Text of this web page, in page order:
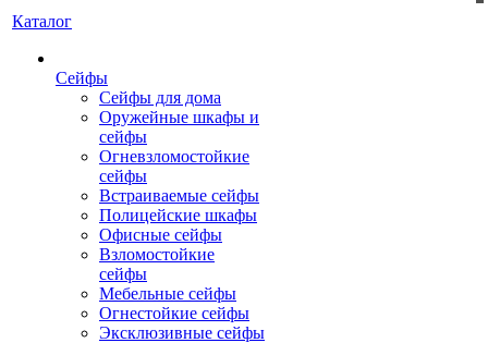
Каталог
Сейфы
Сейфы для дома
Оружейные шкафы и
сейфы
Огневзломостойкие
сейфы
Встраиваемые сейфы
Полицейские шкафы
Офисные сейфы
Взломостойкие
сейфы
Мебельные сейфы
Огнестойкие сейфы
Эксклюзивные сейфы